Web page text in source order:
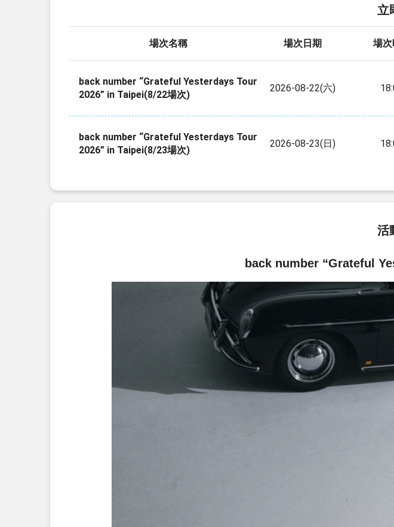
立
場次名稱 場次日期 場次
back number “Grateful Yesterdays Tour
2026” in Taipei(8/22場次)
2026-08-22(六)
back number “Grateful Yesterdays Tour
2026” in Taipei(8/23場次)
2026-08-23(日)
活
back number “Grateful